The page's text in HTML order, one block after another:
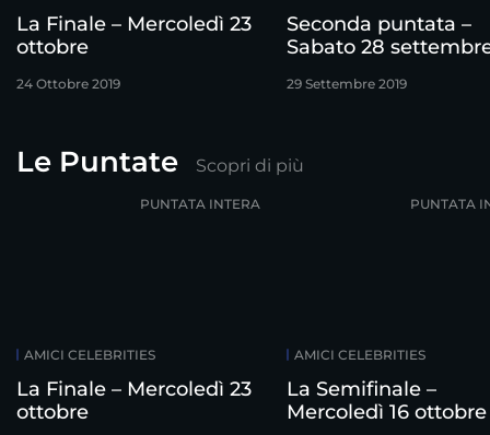
La Finale – Mercoledì 23
ottobre
24 Ottobre 2019
Seconda puntata –
Sabato 28
29 Settembre 2019
Le Puntate Scopri di più
AMICI CELEBRITIES
La Finale – Mercoledì 23
ottobre
PUNTATA INTERA
AMICI CELEBRITIES
La Semifinale –
Mercoledì 16 ottobre
PUNTATA